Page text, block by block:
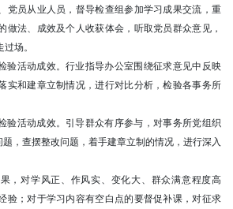
党员从业人员，督导检查组参加学习成果交流，重
做法、成效及个人收获体会，听取党员群众意见，
场。
验活动成效。行业指导办公室围绕征求意见中反映
实和建章立制情况，进行对比分析，检验各事务所
验活动成效。引导群众有序参与，对事务所党组织
题，查摆整改问题，着手建章立制的情况，进行深入
，对学风正、作风实、变化大、群众满意程度高
验；对于学习内容有空白点的要督促补课，对征求